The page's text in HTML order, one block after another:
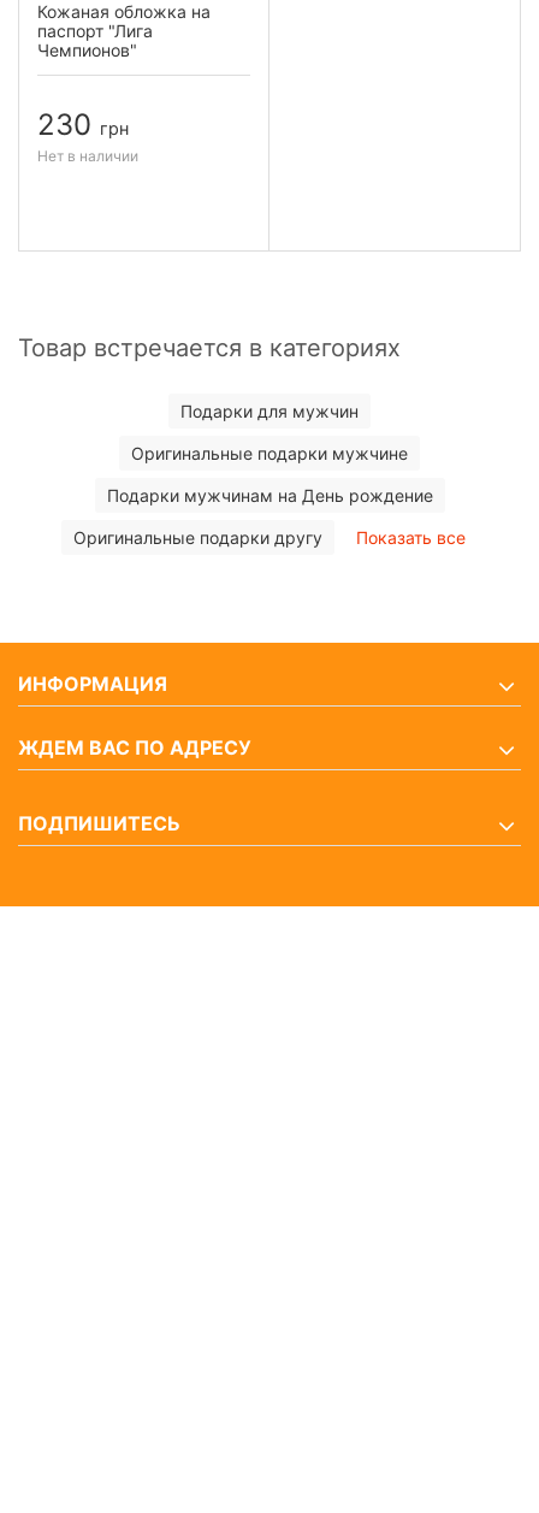
Кожаная обложка на
паспорт "Лига
Чемпионов"
230 грн
Нет в наличии
Товар встречается в категориях
Подарки для мужчин
Оригинальные подарки мужчине
Подарки мужчинам на День рождение
Оригинальные подарки другу Показать все
ИНФОРМАЦИЯ
ЖДЕМ ВАС ПО АДРЕСУ
ПОДПИШИТЕСЬ